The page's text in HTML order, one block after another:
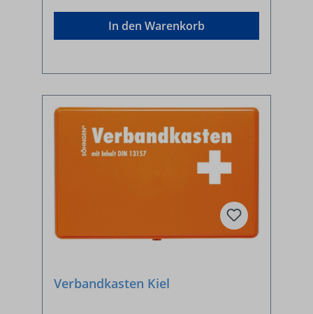
In den Warenkorb
Verbandkasten Kiel